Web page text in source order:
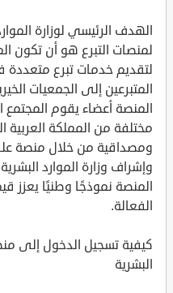
الهدف الرئيسي لوزارة
لمنصات التبرع هو أن تكون
لتقديم خدمات تبرع
المتبرعين إلى الجمعيات
المنصة أعضاء يقوم
مختلفة من المملكة العربية
ومصداقية من خلال منصة
وإشراف وزارة الموارد
المنصة نموذجًا وطنيًا يعزز
الفعالة.
كيفية تسجيل الدخول إلى منصة
البشرية